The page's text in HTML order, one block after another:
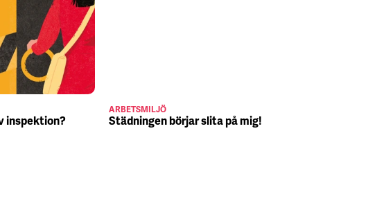
inspektion?
ARBETSMILJÖ
Städningen börjar slita på mig!